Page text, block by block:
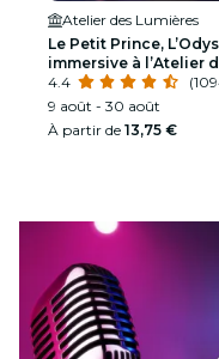
Atelier des Lumières
Le Petit Prince,
immersive à l’Atelier
Lumières
4.4
9 août - 30 août
À partir de 13,75 €